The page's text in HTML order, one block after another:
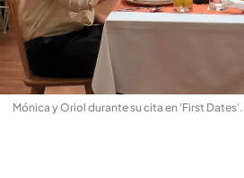
Mónica y Oriol durante su cita en 'First Dates'.